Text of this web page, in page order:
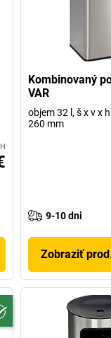
Kombinovaný
VAR
objem 32 l, š x v x
260 mm
9-10 dni
Zobraziť